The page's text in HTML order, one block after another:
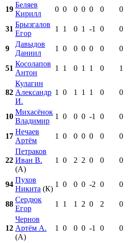
19
Беляев
Кирилл
0 0 0 0 0 0 0
31
Брызгалов
Егор
1 1 0 1 -1 0 0
9
Давыдов
Даниил
1 0 0 0 0 0 0
51
Косолапов
Антон
1 1 0 1 1 0 1
82
Кулагин
Александр
И.
1 0 1 1 1 0 0
10
Михасёнок
Владимир
1 0 0 0 -1 0 0
17
Нечаев
Артём
1 0 0 0 0 0 0
22
Петраков
Иван В.
(А)
1 0 2 2 0 0 0
94
Пухов
Никита (К)
1 0 0 0 -2 0 0
88
Сердюк
Егор
1 1 1 2 0 2 0
12
Чернов
Артём А.
(А)
1 0 0 0 -1 0 0